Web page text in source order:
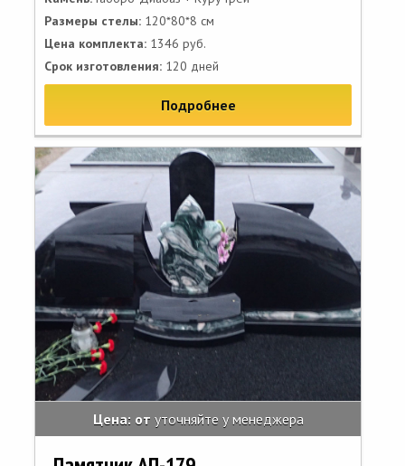
Размеры стелы: 120*80*8 см
Цена комплекта: 1346 руб.
Срок изготовления: 120 дней
Подробнее
Цена: от уточняйте у менеджера